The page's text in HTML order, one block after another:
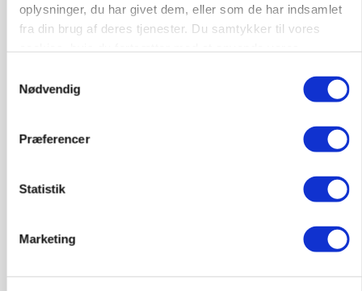
oplysninger, du har givet dem, eller som de har indsamlet
fra din brug af deres tjenester. Du samtykker til vores
Nødvendig
Præferencer
Statistik
Marketing
protestgruppe vil demonstrere mod ny
Snart kan man søge tilskud til naturprojekter